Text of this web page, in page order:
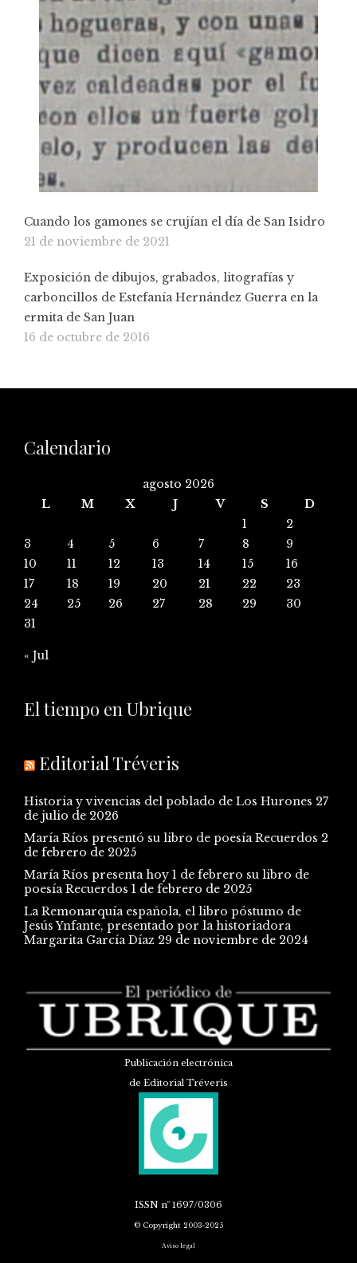
Cuando los gamones se crujían el día de San Isidro
21 de noviembre de 2021
Exposición de dibujos, grabados, litografías y
carboncillos de Estefanía Hernández Guerra en la
ermita de San Juan
16 de octubre de 2016
Calendario
agosto 2026
L
M X J V S
D
1
2
3
4 5 6 7 8
9
10
11 12 13 14 15
16
17
18 19 20 21 22
23
24
25 26 27 28 29
30
31
« Jul
El tiempo en Ubrique
Editorial Tréveris
Historia y vivencias del poblado de Los Hurones 27
de julio de 2026
María Ríos presentó su libro de poesía Recuerdos 2
de febrero de 2025
María Ríos presenta hoy 1 de febrero su libro de
poesía Recuerdos 1 de febrero de 2025
La Remonarquía española, el libro póstumo de
Jesús Ynfante, presentado por la historiadora
Margarita García Díaz 29 de noviembre de 2024
Publicación electrónica
de Editorial Tréveris
ISSN nº 1697/0306
© Copyright 2003-2025
Aviso legal